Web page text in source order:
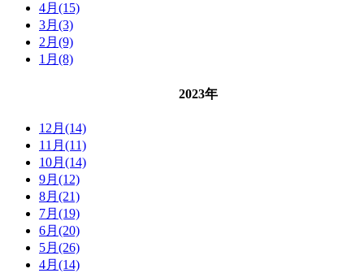
4月(15)
3月(3)
2月(9)
1月(8)
2023年
12月(14)
11月(11)
10月(14)
9月(12)
8月(21)
7月(19)
6月(20)
5月(26)
4月(14)